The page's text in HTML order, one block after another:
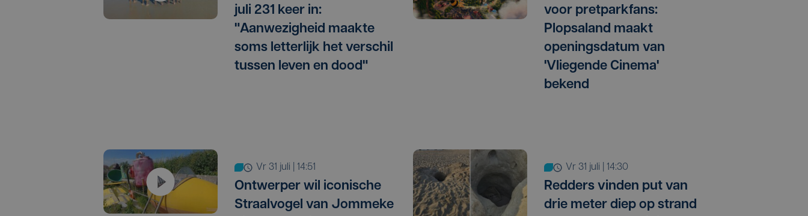
juli 231 keer in:
"Aanwezigheid maakte
soms letterlijk het verschil
tussen leven en dood"
voor pretparkfans:
Plopsaland maakt
openingsdatum van
'Vliegende Cinema'
bekend
vr 31 juli | 14:51
Ontwerper wil iconische
Straalvogel van Jommeke
vr 31 juli | 14:30
Redders vinden put van
drie meter diep op strand